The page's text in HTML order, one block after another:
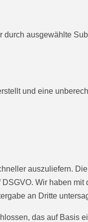
durch ausgewählte
und eine
auszuliefern.
Wir haben mit
an Dritte
das auf Basis